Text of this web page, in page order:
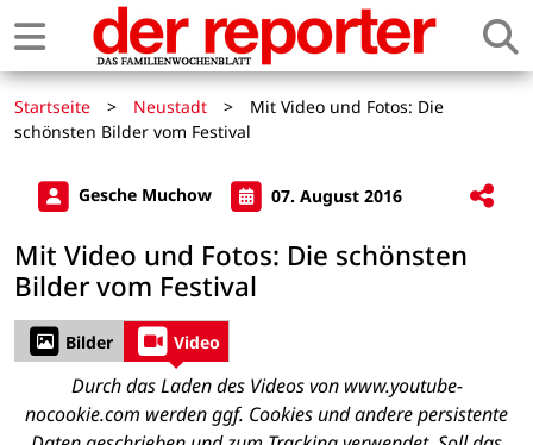
Startseite > Neustadt >
Mit Video und Fotos: Die
schönsten Bilder vom Festival
Gesche Muchow 07. August 2016
Mit Video und Fotos: Die schönsten
Bilder vom Festival
Bilder Video
Durch das Laden des Videos von www.youtube-
nocookie.com werden ggf. Cookies und andere persistente